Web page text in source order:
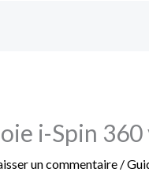
i-Spin
un commentaire /